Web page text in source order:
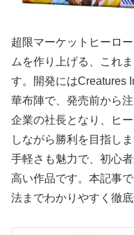
超限マーケットヒーロ
ムを作り上げる、これ
す。開発にはCreatures
華布陣で、発売前から
企業の社長となり、ヒ
しながら勝利を目指し
手軽さも魅力で、初心
高い作品です。本記事
法までわかりやすく徹底